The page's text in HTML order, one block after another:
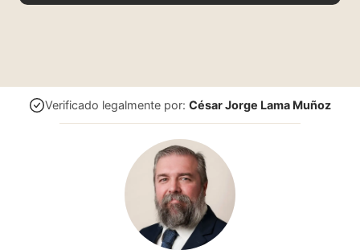
Verificado legalmente por: César Jorge Lama Muñoz